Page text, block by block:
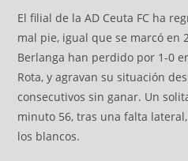
El filial de la AD Ceuta FC ha
mal pie, igual que se marcó en
Berlanga han perdido por 1-0
Rota, y agravan su situación
consecutivos sin ganar. Un
minuto 56, tras una falta
los blancos.